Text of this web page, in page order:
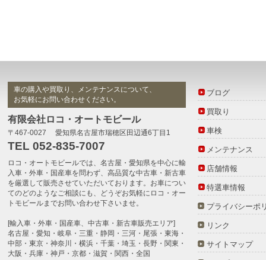
車の購入や買取り、メンテナンスについて、
お気軽にお問い合わせください。
有限会社ロコ・オートモビール
〒467-0027 愛知県名古屋市瑞穂区田辺通6丁目1
TEL 052-835-7007
ロコ・オートモビールでは、名古屋・愛知県を中心に輸
入車・外車・国産車を問わず、高品質な中古車・新古車
を厳選して販売させていただいております。お車につい
てのどのようなご相談にも、どうぞお気軽に ロコ・オー
トモビールまでお問い合わせ下さいませ。
[輸入車・外車・国産車、中古車・新古車販売エリア]
名古屋・愛知・岐阜・三重・静岡・三河・尾張・東海・
中部・東京・神奈川・横浜・千葉・埼玉・長野・関東・
大阪・兵庫・神戸・京都・滋賀・関西・全国
ブログ
買取り
車検
メンテナンス
店舗情報
特選車情報
プライバシーポ
リンク
サイトマップ